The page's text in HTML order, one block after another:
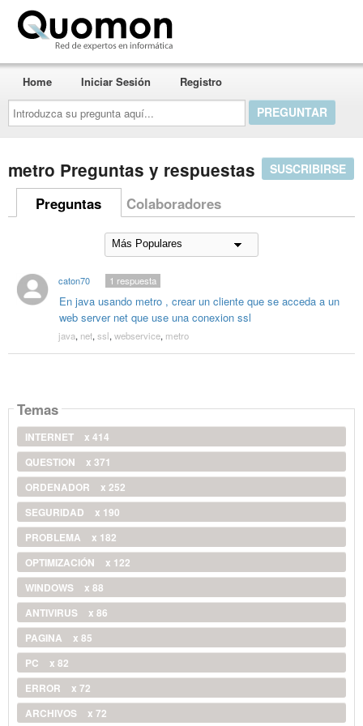
Introduzca
su
pregunta
aquí...
Home Iniciar Sesión Registro
metro Preguntas y respuestas SUSCRIBIRSE
Preguntas Colaboradores
caton70
En java usando metro , crear un cliente que se acceda a un
web server net que use una conexion ssl
1 respuesta
java, net, ssl, webservice, metro
Temas
INTERNET
x 414
QUESTION
x 371
ORDENADOR
x 252
SEGURIDAD
x 190
PROBLEMA
x 182
OPTIMIZACIÓN
x 122
WINDOWS
x 88
ANTIVIRUS
x 86
PAGINA
x 85
PC
x 82
ERROR
x 72
ARCHIVOS
x 72